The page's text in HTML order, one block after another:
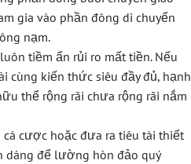
gia vào phần đông di chuyển
nạm.
tiềm ẩn rủi ro mất tiền. Nếu
cùng kiến thức siêu đầy đủ, hạnh
thể rộng rãi chưa rộng rãi nắm
cược hoặc đưa ra tiêu tài thiết
dáng để lường hòn đảo quý